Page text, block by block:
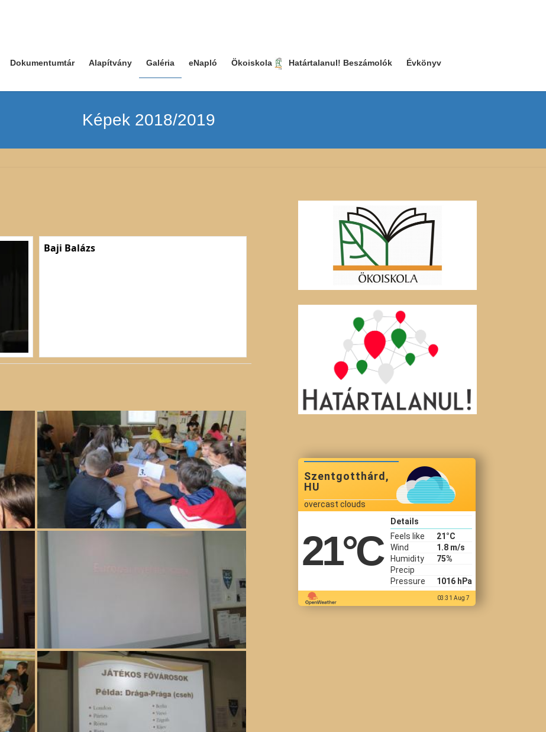
Dokumentumtár Alapítvány Galéria eNapló Ökoiskola Határtalanul! Beszámolók Évkönyv
Képek 2018/2019
Baji Balázs
Szentgotthárd,
HU
overcast clouds
21°C
Details
Feels like
21 °C
Wind
1.8 m/s
Humidity
75%
Precip
Pressure
1016 hPa
03:31 Aug 7